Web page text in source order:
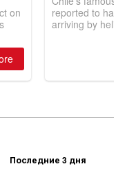
Последние 3 дня